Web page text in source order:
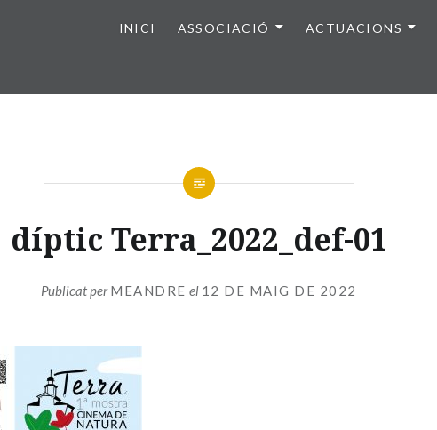
INICI ASSOCIACIÓ ACTUACIONS
díptic Terra_2022_def-01
Publicat perMEANDRE el 12 DE MAIG DE 2022